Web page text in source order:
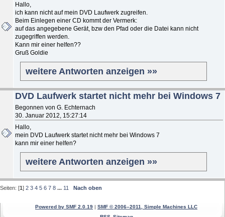
Hallo,
ich kann nicht auf mein DVD Laufwerk zugreifen.
Beim Einlegen einer CD kommt der Vermerk:
auf das angegebene Gerät, bzw den Pfad oder die Datei kann nicht
zugegriffen werden.
Kann mir einer helfen??
Gruß Goldie
weitere Antworten anzeigen »»
DVD Laufwerk startet nicht mehr bei Windows 7
Begonnen von G. Echternach
30. Januar 2012, 15:27:14
Hallo,
mein DVD Laufwerk startet nicht mehr bei Windows 7
kann mir einer helfen?
weitere Antworten anzeigen »»
Seiten: [1] 2 3 4 5 6 7 8 ... 11 Nach oben
Powered by SMF 2.0.19 | SMF © 2006–2011, Simple Machines LLC